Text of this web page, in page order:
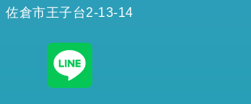
佐倉市王子台2-13-14